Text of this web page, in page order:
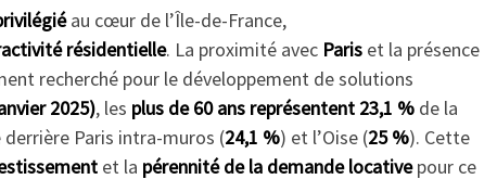
au cœur de l’Île-de-France,
résidentielle. La proximité avec Pariset la présence
recherché pour le développement de solutions
2025), les plus de 60 ans représentent 23,1 %de la
Paris intra-muros (24,1 %) et l’Oise (25 %). Cette
et la pérennité de la demande locativepour ce